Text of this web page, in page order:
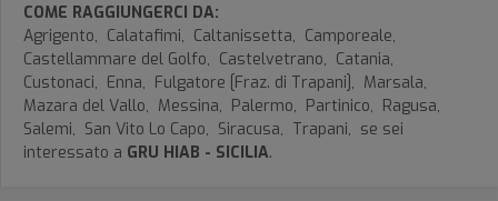
COME RAGGIUNGERCI DA:
Agrigento, Calatafimi, Caltanissetta, Camporeale,
Castellammare del Golfo, Castelvetrano, Catania,
Custonaci, Enna, Fulgatore [Fraz. di Trapani], Marsala,
Mazara del Vallo, Messina, Palermo, Partinico, Ragusa,
Salemi, San Vito Lo Capo, Siracusa, Trapani, se sei
interessato a GRU HIAB - SICILIA.